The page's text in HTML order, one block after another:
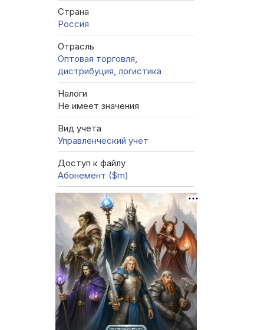
Страна
Россия
Отрасль
Оптовая торговля,
дистрибуция, логистика
Налоги
Не имеет значения
Вид учета
Управленческий учет
Доступ к файлу
Абонемент ($m)